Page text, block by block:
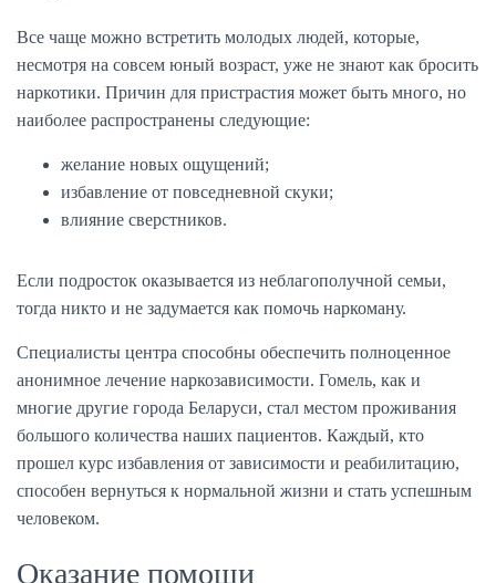
Все чаще можно встретить молодых людей, которые,
несмотря на совсем юный возраст, уже не знают как бросить
наркотики. Причин для пристрастия может быть много, но
наиболее распространены следующие:
желание новых ощущений;
избавление от повседневной скуки;
влияние сверстников.
Если подросток оказывается из неблагополучной семьи,
тогда никто и не задумается как помочь наркоману.
Специалисты центра способны обеспечить полноценное
анонимное лечение наркозависимости. Гомель, как и
многие другие города Беларуси, стал местом проживания
большого количества наших пациентов. Каждый, кто
прошел курс избавления от зависимости и реабилитацию,
способен вернуться к нормальной жизни и стать успешным
человеком.
Оказание помощи